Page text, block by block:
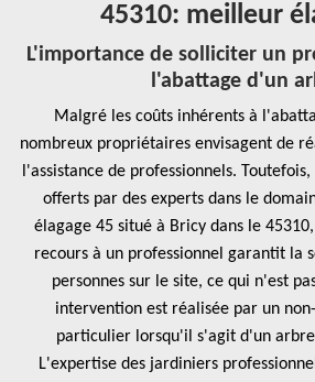
45310: meilleur
L'importance de solliciter un
l'abattage d'un
Malgré les coûts inhérents à
nombreux propriétaires envisagent de
l'assistance de professionnels.
offerts par des experts dans le
élagage 45 situé à Bricy dans le
recours à un professionnel garantit la
personnes sur le site, ce qui n'est
intervention est réalisée par un
particulier lorsqu'il s'agit d'un
L'expertise des jardiniers